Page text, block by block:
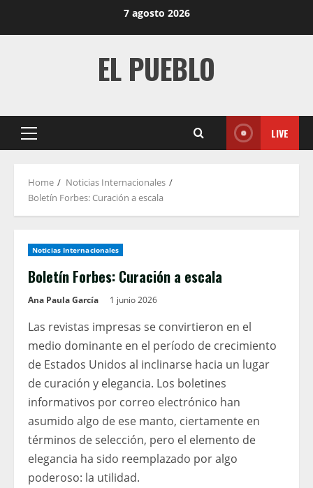
7 agosto 2026
EL PUEBLO
Primary
LIVE
Home
Noticias Internacionales
Boletín Forbes: Curación a escala
Noticias Internacionales
Boletín Forbes: Curación a escala
Ana Paula García 1 junio 2026
Las revistas impresas se convirtieron en el
medio dominante en el período de crecimiento
de Estados Unidos al inclinarse hacia un lugar
de curación y elegancia. Los boletines
informativos por correo electrónico han
asumido algo de ese manto, ciertamente en
términos de selección, pero el elemento de
elegancia ha sido reemplazado por algo
poderoso: la utilidad.